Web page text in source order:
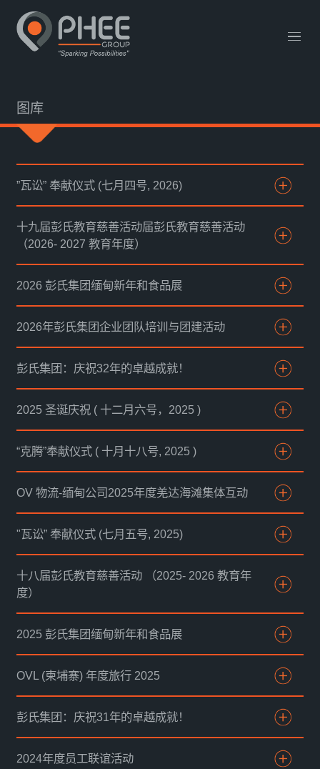
图库
”瓦讼” 奉献仪式 (七月四号, 2026)
十九届彭氏教育慈善活动届彭氏教育慈善活动
（2026- 2027 教育年度）
2026 彭氏集团缅甸新年和食品展
2026年彭氏集团企业团队培训与团建活动
彭氏集团：庆祝32年的卓越成就！
2025 圣诞庆祝 ( 十二月六号，2025 )
“克腾”奉献仪式 ( 十月十八号, 2025 )
OV 物流-缅甸公司2025年度羌达海滩集体互动
"瓦讼” 奉献仪式 (七月五号, 2025)
十八届彭氏教育慈善活动 （2025- 2026 教育年
度）
2025 彭氏集团缅甸新年和食品展
OVL (柬埔寨) 年度旅行 2025
彭氏集团：庆祝31年的卓越成就！
2024年度员工联谊活动